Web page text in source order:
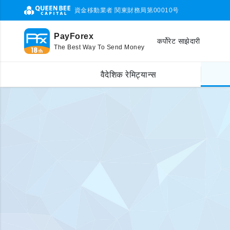
資金移動業者 関東財務局第00010号
PayForex
The Best Way To Send Money
कर्पोरेट साझेदारी
वैदेशिक रेमिट्यान्स